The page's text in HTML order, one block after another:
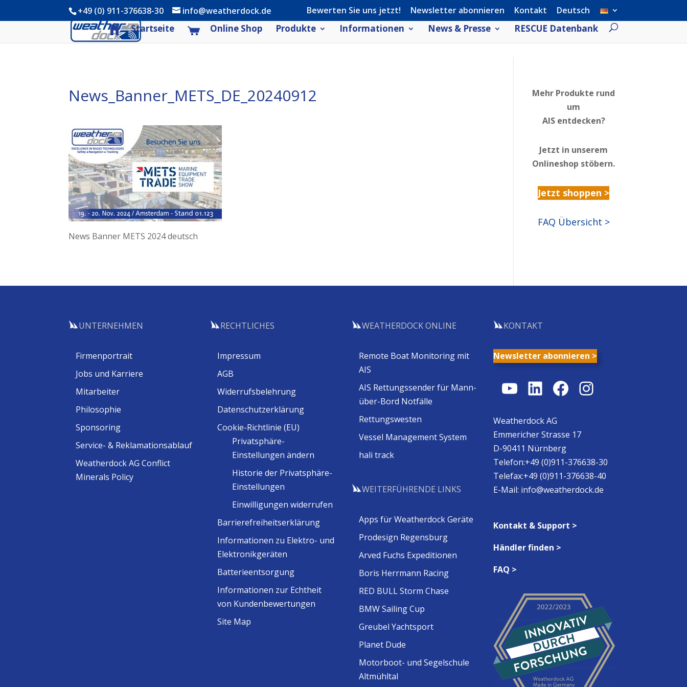
+49 (0) 911-376638-30 info@weatherdock.de Bewerten Sie uns jetzt! Newsletter abonnieren Kontakt Deutsch
Startseite Online Shop Produkte Informationen News & Presse RESCUE Datenbank
News_Banner_METS_DE_20240912
News Banner METS 2024 deutsch
Mehr Produkte rund
um
AIS entdecken?
Jetzt in unserem
Onlineshop stöbern.
Jetzt shoppen >
FAQ Übersicht >
UNTERNEHMEN
Firmenportrait
Jobs und Karriere
Mitarbeiter
Philosophie
Sponsoring
Service- & Reklamationsablauf
Weatherdock AG Conflict
Minerals Policy
RECHTLICHES
Impressum
AGB
Widerrufsbelehrung
Datenschutzerklärung
Cookie-Richtlinie (EU)
Privatsphäre-
Einstellungen ändern
Historie der Privatsphäre-
Einstellungen
Einwilligungen widerrufen
Barrierefreiheitserklärung
Informationen zu Elektro- und
Elektronikgeräten
Batterieentsorgung
Informationen zur Echtheit
von Kundenbewertungen
Site Map
WEATHERDOCK ONLINE
Remote Boat Monitoring mit
AIS
AIS Rettungssender für Mann-
über-Bord Notfälle
Rettungswesten
Vessel Management System
hali track
WEITERFÜHRENDE LINKS
Apps für Weatherdock Geräte
Prodesign Regensburg
Arved Fuchs Expeditionen
Boris Herrmann Racing
RED BULL Storm Chase
BMW Sailing Cup
Greubel Yachtsport
Planet Dude
Motorboot- und Segelschule
Altmühltal
KONTAKT
Newsletter abonnieren >
YouTube
LinkedIn
Facebook
Instagram
Weatherdock AG
Emmericher Strasse 17
D-90411 Nürnberg
Telefon:+49 (0)911-376638-30
Telefax:+49 (0)911-376638-40
E-Mail: info@weatherdock.de
Kontakt & Support >
Händler finden >
FAQ >